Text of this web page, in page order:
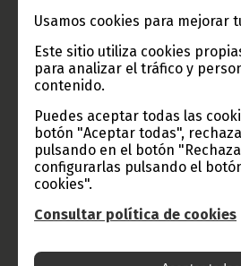
Usamos cookies para mejorar
Este sitio utiliza cookies
para analizar el tráfico y
contenido.
Puedes aceptar todas las
botón "Aceptar todas",
pulsando en el botón
configurarlas pulsando el
cookies".
Consultar política de cookies
Texto y fotos: Mansueto Loeri
Oficina de Información y Prensa de
Aviso: La reproducción total o
imágenes que lo acompañen debe
(Oficina de Información y Prensa de
Gobierno e